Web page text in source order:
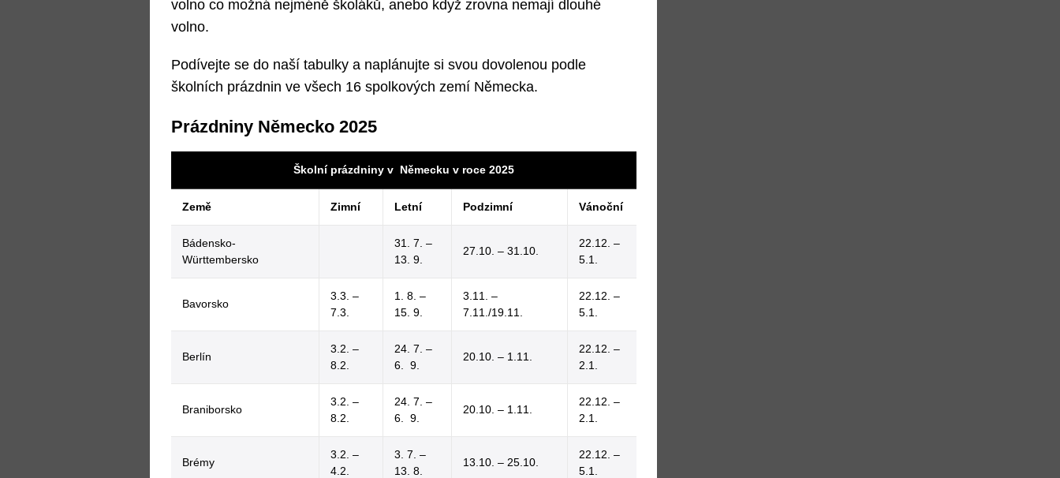
volno co možná nejméně školáků, anebo když zrovna nemají dlouhé
volno.
Podívejte se do naší tabulky a naplánujte si svou dovolenou podle
školních prázdnin ve všech 16 spolkových zemí Německa.
Prázdniny Německo 2025
Školní prázdniny v Německu v roce 2025
Země Zimní Letní Podzimní Vánoční
Bádensko-
Württembersko
31. 7. –
13. 9.
27.10. – 31.10.
22.12. –
5.1.
Bavorsko
3.3. –
7.3.
1. 8. –
15. 9.
3.11. –
7.11./19.11.
22.12. –
5.1.
Berlín
3.2. –
8.2.
24. 7. –
6. 9.
20.10. – 1.11.
22.12. –
2.1.
Braniborsko
3.2. –
8.2.
24. 7. –
6. 9.
20.10. – 1.11.
22.12. –
2.1.
Brémy
3.2. –
4.2.
3. 7. –
13. 8.
13.10. – 25.10.
22.12. –
5.1.